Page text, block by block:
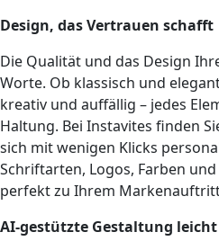
Design, das Vertrauen schafft
Die Qualität und das Design
Worte. Ob klassisch und
kreativ und auffällig – jedes
Haltung. Bei Instavites finden
sich mit wenigen Klicks
Schriftarten, Logos, Farben
perfekt zu Ihrem
AI-gestützte Gestaltung